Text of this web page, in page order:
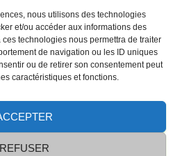
nous utilisons des technologies
et/ou accéder aux informations des
technologies nous permettra de traiter
de navigation ou les ID uniques
ou de retirer son consentement peut
caractéristiques et fonctions.
REFUSER